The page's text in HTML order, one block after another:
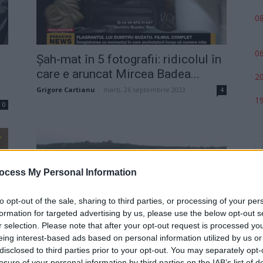
My Personal Information
opt-out of the sale, sharing to third parties, or processing of your
for targeted advertising by us, please use the below opt-out
selection. Please note that after your opt-out request is processed
interest-based ads based on personal information utilized by us
to third parties prior to your opt-out. You may separately
0
Șah-mat în 5 fotografii: ridicolul în
care e aruncat Mircea Badea...
Grigore Cartianu marți, 26 septembrie 2023 4
VIDEO. A doua filmare cu care DNA
îl zdrobește pe șpăgarul...